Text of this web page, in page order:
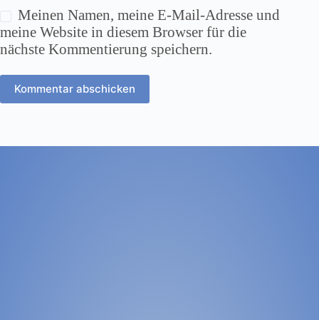
Meinen Namen, meine E-Mail-Adresse und
meine Website in diesem Browser für die
nächste Kommentierung speichern.
Kommentar abschicken